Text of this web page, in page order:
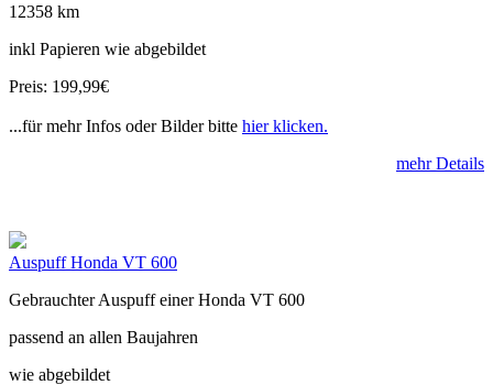
12358 km
inkl Papieren wie abgebildet
Preis: 199,99€
...für mehr Infos oder Bilder bitte hier klicken.
mehr Details
Auspuff Honda VT 600
Gebrauchter Auspuff einer Honda VT 600
passend an allen Baujahren
wie abgebildet